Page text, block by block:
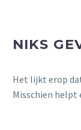
NIKS
Het lijkt erop
Misschien helpt